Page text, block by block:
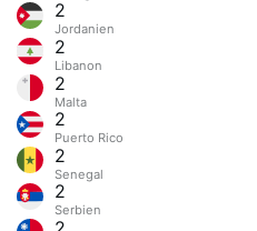
2
Jordanien
2
Libanon
2
Malta
2
Puerto Rico
2
Senegal
2
Serbien